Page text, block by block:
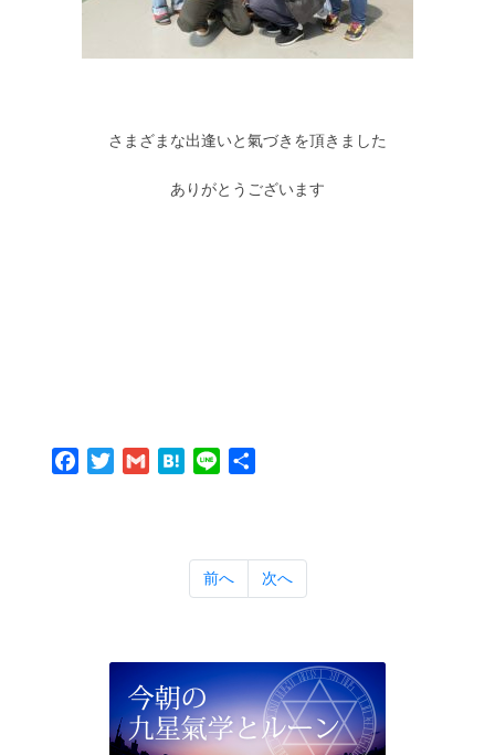
さまざまな出逢いと氣づきを頂きました
ありがとうございます
Facebook
TwitterGmail Hatena
Line
前へ 次へ